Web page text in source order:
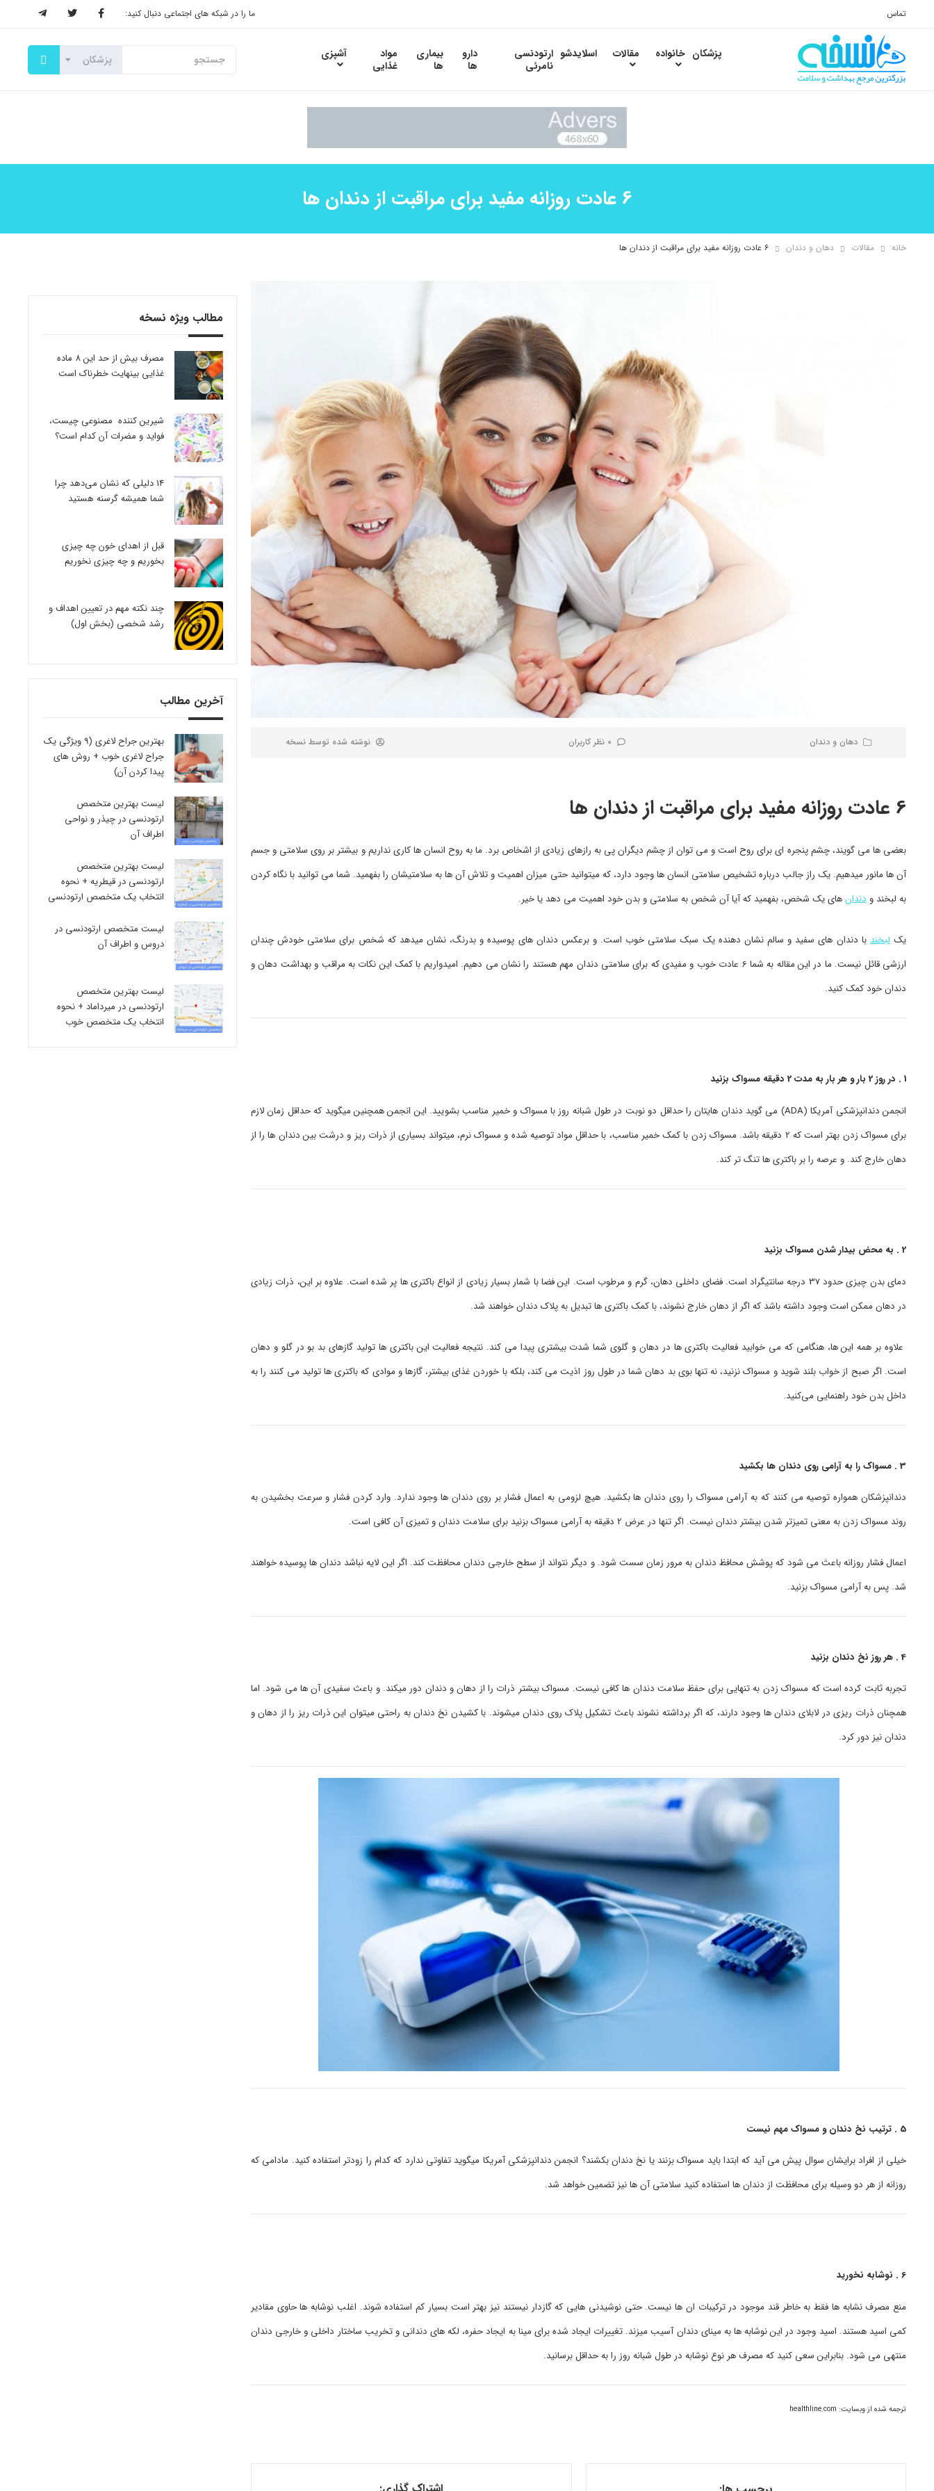
تماس ما را در شبکه های اجتماعی دنبال کنید:
پزشکان خانواده مقالات اسلایدشو ارتودنسی
نامرئی
دارو
ها
بیماری
ها
مواد
غذایی
آشپزی
6 عادت روزانه مفید برای مراقبت از دندان ها
خانه مقالات دهان و دندان ۶ عادت روزانه مفید برای مراقبت از دندان ها
دهان و دندان 0 نظر کاربران نوشته شده توسط نسخه
6 عادت روزانه مفید برای مراقبت از دندان ها
بعضی ها می گویند، چشم پنجره ای برای روح است و می توان از چشم دیگران پی به رازهای زیادی از اشخاص برد. ما به روح انسان ها کاری نداریم و بیشتر بر روی سلامتی و جسم
آن ها مانور میدهیم. یک راز جالب درباره تشخیص سلامتی انسان ها وجود دارد، که میتوانید حتی میزان اهمیت و تلاش آن ها به سلامتیشان را بفهمید. شما می توانید با نگاه کردن
به لبخند و دندانهای یک شخص، بفهمید که آیا آن شخص به سلامتی و بدن خود اهمیت می دهد یا خیر.
یکلبخندبا دندان های سفید و سالم نشان دهنده یک سبک سلامتی خوب است. و برعکس دندان های پوسیده و بدرنگ، نشان میدهد که شخص برای سلامتی خودش چندان
ارزشی قائل نیست. ما در این مقاله به شما 6 عادت خوب و مفیدی که برای سلامتی دندان مهم هستند را نشان می دهیم. امیدواریم با کمک این نکات به مراقب و بهداشت دهان و
دندان خود کمک کنید.
1 . در روز 2 بار و هر بار به مدت 2 دقیقه مسواک بزنید
انجمن دندانپزشکی آمریکا (ADA) می گوید دندان هایتان را حداقل دو نوبت در طول شبانه روز با مسواک و خمیر مناسب بشویید. این انجمن همچنین میگوید که حداقل زمان لازم
برای مسواک زدن بهتر است که 2 دقیقه باشد. مسواک زدن با کمک خمیر مناسب، با حداقل مواد توصیه شده و مسواک نرم، میتواند بسیاری از ذرات ریز و درشت بین دندان ها را از
دهان خارج کند. و عرصه را بر باکتری ها تنگ تر کند.
2 . به محض بیدار شدن مسواک بزنید
دمای بدن چیزی حدود 37 درجه سانتیگراد است. فضای داخلی دهان، گرم و مرطوب است. این فضا با شمار بسیار زیادی از انواع باکتری ها پر شده است. علاوه بر این، ذرات زیادی
در دهان ممکن است وجود داشته باشد که اگر از دهان خارج نشوند، با کمک باکتری ها تبدیل به پلاک دندان خواهند شد.
علاوه بر همه این ها، هنگامی که می خوابید فعالیت باکتری ها در دهان و گلوی شما شدت بیشتری پیدا می کند. نتیجه فعالیت این باکتری ها تولید گازهای بد بو در گلو و دهان
است. اگر صبح از خواب بلند شوید و مسواک نزنید، نه تنها بوی بد دهان شما در طول روز اذیت می کند، بلکه با خوردن غذای بیشتر، گازها و موادی که باکتری ها تولید می کنند را به
داخل بدن خود راهنمایی می‌کنید.
3 . مسواک را به آرامی روی دندان ها بکشید
دندانپزشکان همواره توصیه می کنند که به آرامی مسواک را روی دندان ها بکشید. هیچ لزومی به اعمال فشار بر روی دندان ها وجود ندارد. وارد کردن فشار و سرعت بخشیدن به
روند مسواک زدن به معنی تمیزتر شدن بیشتر دندان نیست. اگر تنها در عرض 2 دقیقه به آرامی مسواک بزنید برای سلامت دندان و تمیزی آن کافی است.
اعمال فشار روزانه باعث می شود که پوشش محافظ دندان به مرور زمان سست شود. و دیگر نتواند از سطح خارجی دندان محافظت کند. اگر این لایه نباشد دندان ها پوسیده خواهند
شد. پس به آرامی مسواک بزنید.
4 . هر روز نخ دندان بزنید
تجربه ثابت کرده است که مسواک زدن به تنهایی برای حفظ سلامت دندان ها کافی نیست. مسواک بیشتر ذرات را از دهان و دندان دور میکند. و باعث سفیدی آن ها می شود. اما
همچنان ذرات ریزی در لابلای دندان ها وجود دارند، که اگر برداشته نشوند باعث تشکیل پلاک روی دندان میشوند. با کشیدن نخ دندان به راحتی میتوان این ذرات ریز را از دهان و
دندان نیز دور کرد.
5 . ترتیب نخ دندان و مسواک مهم نیست
خیلی از افراد برایشان سوال پیش می آید که ابتدا باید مسواک بزنند یا نخ دندان بکشند؟ انجمن دندانپزشکی آمریکا میگوید تفاوتی ندارد که کدام را زودتر استفاده کنید. مادامی که
روزانه از هر دو وسیله برای محافظت از دندان ها استفاده کنید سلامتی آن ها نیز تضمین خواهد شد.
6 . نوشابه نخورید
منع مصرف نشابه ها فقط به خاطر قند موجود در ترکیبات ان ها نیست. حتی نوشیدنی هایی که گازدار نیستند نیز بهتر است بسیار کم استفاده شوند. اغلب نوشابه ها حاوی مقادیر
کمی اسید هستند. اسید وجود در این نوشابه ها به مینای دندان آسیب میزند. تغییرات ایجاد شده برای مینا به ایجاد حفره، لکه های دندانی و تخریب ساختار داخلی و خارجی دندان
منتهی می شود. بنابراین سعی کنید که مصرف هر نوع نوشابه در طول شبانه روز را به حداقل برسانید.
ترجمه شده از وبسایت: healthline.com
مطالب ویژه نسخه
مصرف بیش از حد این 8 ماده
غذایی بینهایت خطرناک است
شیرین کننده مصنوعی چیست،
فواید و مضرات آن کدام است؟
14 دلیلی که نشان می‌دهد چرا
شما همیشه گرسنه هستید
قبل از اهدای خون چه چیزی
بخوریم و چه چیزی نخوریم
چند نکته مهم در تعیین اهداف و
رشد شخصی (بخش اول)
آخرین مطالب
بهترین جراح لاغری (9 ویژگی یک
جراح لاغری خوب + روش های
پیدا کردن آن)
لیست بهترین متخصص
ارتودنسی در چیذر و نواحی
اطراف آن
لیست بهترین متخصص
ارتودنسی در قیطریه + نحوه
انتخاب یک متخصص ارتودنسی
لیست متخصص ارتودنسی در
دروس و اطراف آن
لیست بهترین متخصص
ارتودنسی در میرداماد + نحوه
انتخاب یک متخصص خوب